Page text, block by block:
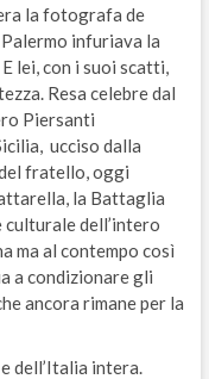
la fotografa de
Palermo infuriava la
lei, con i suoi scatti,
Resa celebre dal
Piersanti
ucciso dalla
fratello, oggi
la Battaglia
dell’intero
ma al contempo così
a condizionare gli
ancora rimane per la
dell’Italia intera.